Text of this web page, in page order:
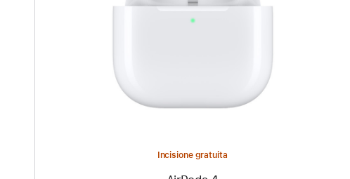
Incisione gratuita